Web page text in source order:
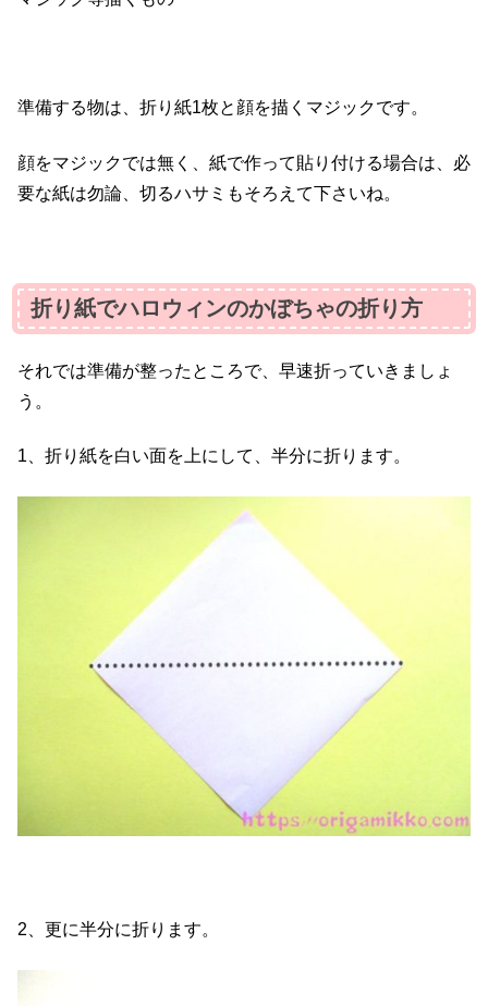
準備する物は、折り紙1枚と顔を描くマジックです。
顔をマジックでは無く、紙で作って貼り付ける場合は、必
要な紙は勿論、切るハサミもそろえて下さいね。
折り紙でハロウィンのかぼちゃの折り方
それでは準備が整ったところで、早速折っていきましょ
う。
1、折り紙を白い面を上にして、半分に折ります。
2、更に半分に折ります。